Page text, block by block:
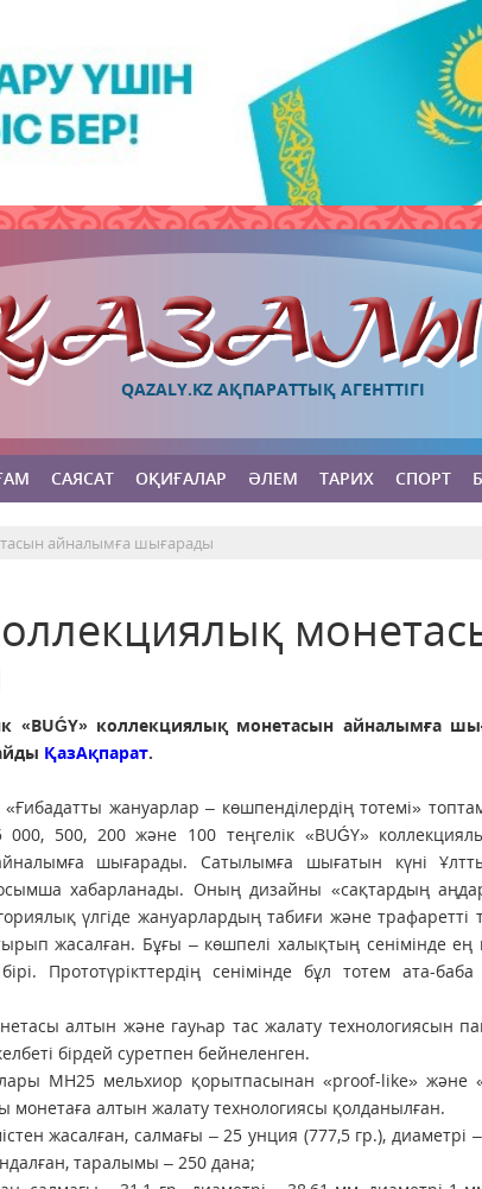
QAZALY.KZ АҚПАРАТТЫҚ АГЕНТТІГІ
САЯСАТ ОҚИҒАЛАР ӘЛЕМ ТАРИХ СПОРТ
айналымға шығарады
«BUǴY» коллекциялық монетасын айналымға
ҚазАқпарат.
жануарлар – көшпенділердің тотемі»
500, 200 және 100 теңгелік «BUǴY»
шығарады. Сатылымға шығатын күні
хабарланады. Оның дизайны «сақтардың
үлгіде жануарлардың табиғи және трафаретті
жасалған. Бұғы – көшпелі халықтың сенімінде ең
Прототүрікттердің сенімінде бұл тотем ата-баба
алтын және гауһар тас жалату технологиясын
бірдей суретпен бейнеленген.
MH25 мельхиор қорытпасынан «рrооf-like» және
алтын жалату технологиясы қолданылған.
жасалған, салмағы – 25 унция (777,5 гр.), диаметрі
таралымы – 250 дана;